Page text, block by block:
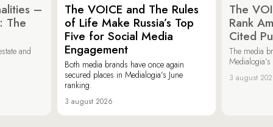
–
The
and
The VOICE and The Rules
of Life Make Russia’s Top
Five for Social Media
Engagement
Both media brands have once again
secured places in Medialogia’s June
ranking.
3 august 2026
The
Rank
Cited
The media
3 august